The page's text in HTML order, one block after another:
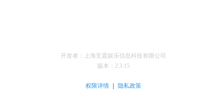
开发者：上海玄霆娱乐信息科技有限公司
版本： 2.3.15
权限详情 ｜ 隐私政策